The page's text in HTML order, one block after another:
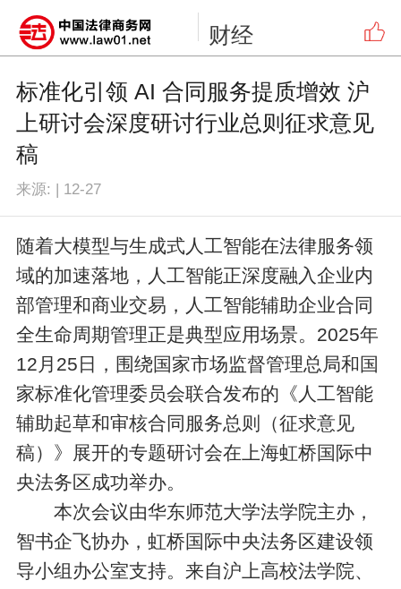
财经
标准化引领 AI 合同服务提质增效 沪
上研讨会深度研讨行业总则征求意见
稿
来源: | 12-27
随着大模型与生成式人工智能在法律服务领
域的加速落地，人工智能正深度融入企业内
部管理和商业交易，人工智能辅助企业合同
全生命周期管理正是典型应用场景。2025年
12月25日，围绕国家市场监督管理总局和国
家标准化管理委员会联合发布的《人工智能
辅助起草和审核合同服务总则（征求意见
稿）》展开的专题研讨会在上海虹桥国际中
央法务区成功举办。
本次会议由华东师范大学法学院主办，
智书企飞协办，虹桥国际中央法务区建设领
导小组办公室支持。来自沪上高校法学院、